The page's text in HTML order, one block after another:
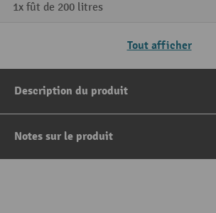
1x fût de 200 litres
Tout afficher
Description du produit
Notes sur le produit